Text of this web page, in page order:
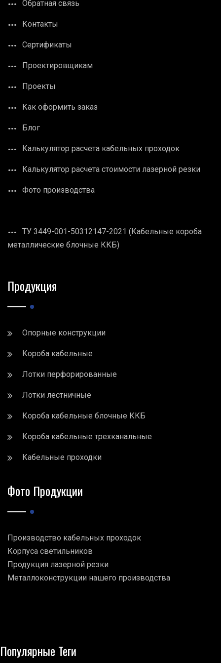
Обратная связь
Контакты
Сертификаты
Проектировщикам
Проекты
Как оформить заказ
Блог
Калькулятор расчета кабельных проходок
Калькулятор расчета стоимости лазерной резки
Фото производства
ТУ 3449-001-50312147-2021 (Кабельные короба
металлические блочные ККБ)
Продукция
Опорные конструкции
Короба кабельные
Лотки перфорированные
Лотки лестничные
Короба кабельные блочные ККБ
Короба кабельные трехканальные
Кабельные проходки
Фото Продукции
Производство кабельных проходок
Корпуса светильников
Продукция лазерной резки
Металлоконструкции нашего производства
Популярные Теги